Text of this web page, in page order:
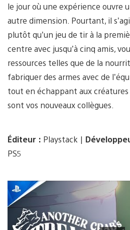
le jour où une expérience ouvre
autre dimension. Pourtant, il
plutôt qu’un jeu de tir à la
centre avec jusqu’à cinq amis,
ressources telles que de la
fabriquer des armes avec de
tout en échappant aux créatures
sont vos nouveaux collègues.
Éditeur : Playstack |
PS5